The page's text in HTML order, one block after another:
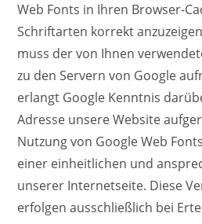
Web Fonts in Ihren Browser-
Schriftarten korrekt
muss der von Ihnen
zu den Servern von Google
erlangt Google Kenntnis
Adresse unsere Website
Nutzung von Google Web
einer einheitlichen und
unserer Internetseite. Diese
erfolgen ausschließlich bei